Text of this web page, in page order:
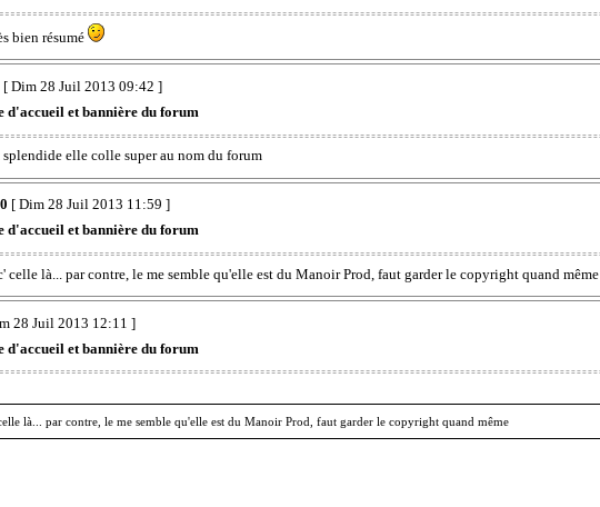
bien résumé
[ Dim 28 Juil 2013 09:42 ]
d'accueil et bannière du forum
elle colle super au nom du forum
[ Dim 28 Juil 2013 11:59 ]
d'accueil et bannière du forum
celle là... par contre, le me semble qu'elle est du Manoir Prod, faut garder le copyright quand même
28 Juil 2013 12:11 ]
d'accueil et bannière du forum
là... par contre, le me semble qu'elle est du Manoir Prod, faut garder le copyright quand même